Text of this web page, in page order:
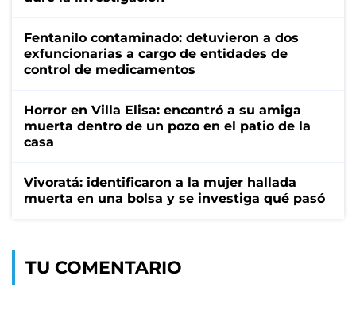
Fentanilo contaminado: detuvieron a dos
exfuncionarias a cargo de entidades de
control de medicamentos
Horror en Villa Elisa: encontró a su amiga
muerta dentro de un pozo en el patio de la
casa
Vivoratá: identificaron a la mujer hallada
muerta en una bolsa y se investiga qué pasó
TU COMENTARIO